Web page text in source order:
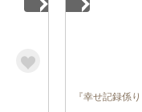
『幸せ記録係